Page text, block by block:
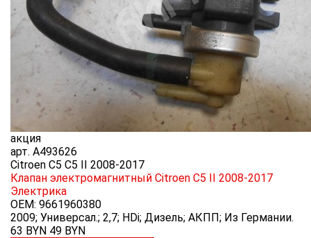
акция
арт. A493626
Citroen C5 C5 II 2008-2017
Клапан электромагнитный Citroen C5 II 2008-2017
Электрика
OEM: 9661960380
2009; Универсал.; 2,7; HDi; Дизель; АКПП; Из Германии.
63 BYN 49 BYN